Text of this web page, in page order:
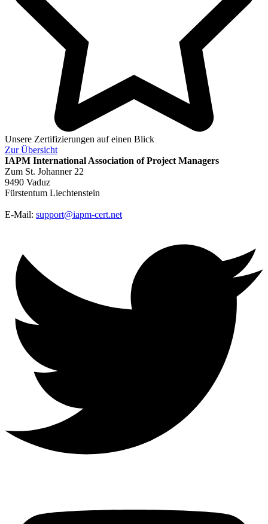
Unsere Zertifizierungen auf einen Blick
ZurÜbersicht
IAPM International Association of Project Managers
Zum St. Johanner 22
9490 Vaduz
Fürstentum Liechtenstein
E-Mail: support@iapm-cert.net